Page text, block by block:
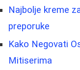
Najbolje kreme
preporuke
Kako Negovati
Mitiserima